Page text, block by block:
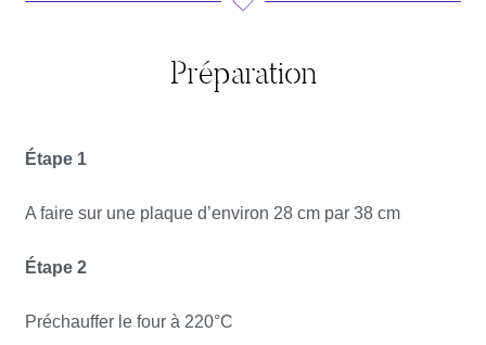
Préparation
Étape 1
A faire sur une plaque d’environ 28 cm par 38 cm
Étape 2
Préchauffer le four à 220°C